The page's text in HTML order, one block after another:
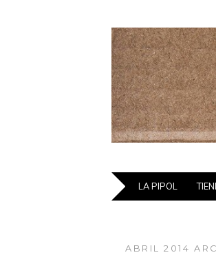
LA PIPOL
ABRIL 2014